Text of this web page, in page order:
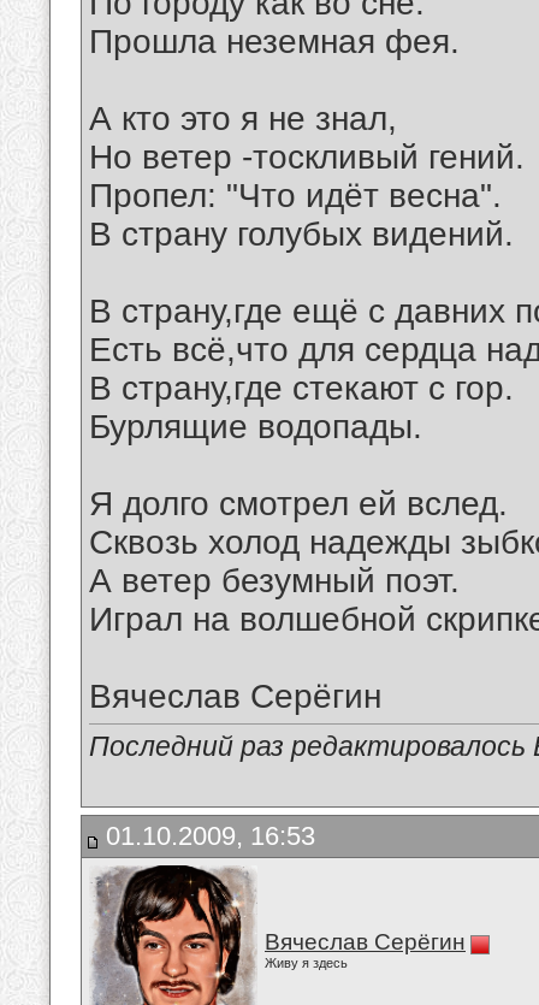
Прошла неземная фея.
А кто это я не знал,
Но ветер -тоскливый гений.
Пропел: "Что идёт весна".
В страну голубых видений.
В страну,где ещё с давних
Есть всё,что для сердца
В страну,где стекают с гор.
Бурлящие водопады.
Я долго смотрел ей вслед.
Сквозь холод надежды
А ветер безумный поэт.
Играл на волшебной
Вячеслав Серёгин
Последний раз
01.10.2009, 16:53
Вячеслав Серёгин
Живу я здесь